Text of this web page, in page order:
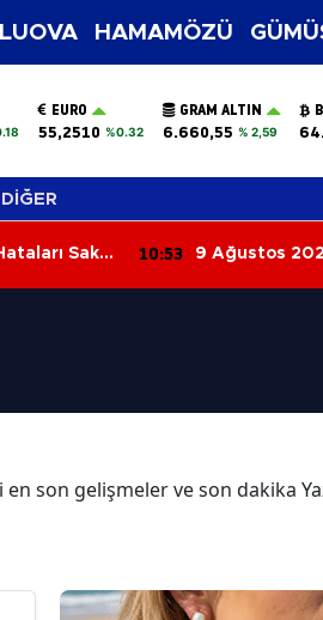
HAMAMÖZÜ
EURO
55,2510 %0.32
GRAM ALTIN
6.660,55 % 2,59
DİĞER
Sakın
10:53
9 Ağustos
en son gelişmeler ve son dakika